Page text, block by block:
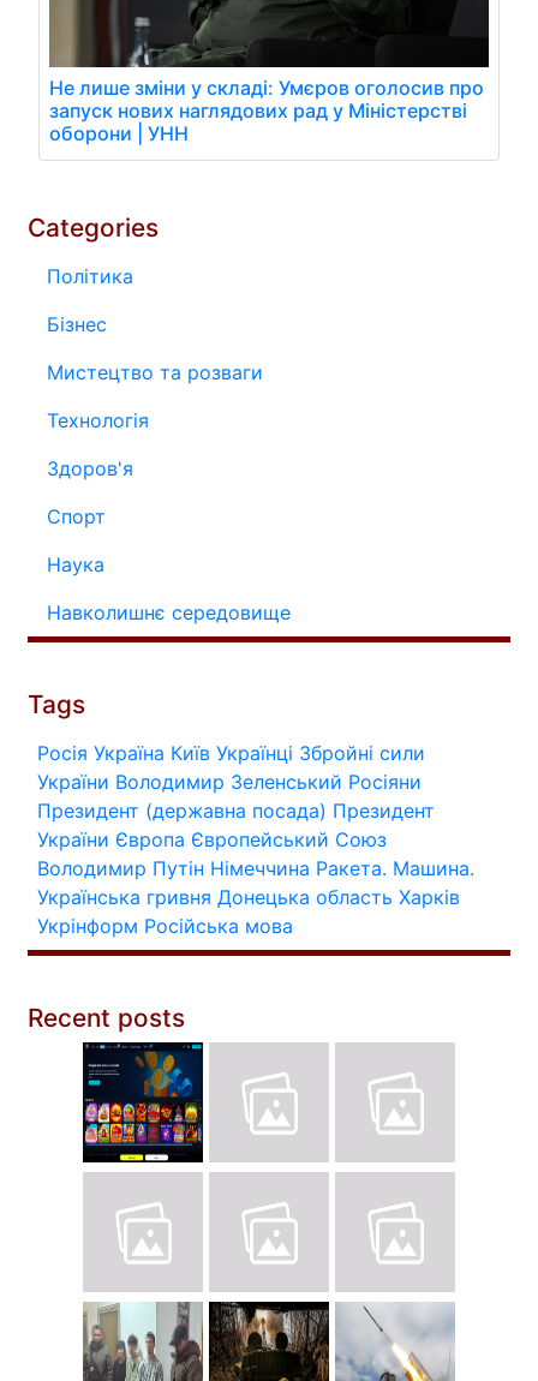
Не лише зміни у складі: Умєров оголосив про
запуск нових наглядових рад у Міністерстві
оборони | УНН
Categories
Політика
Бізнес
Мистецтво та розваги
Технологія
Здоров'я
Спорт
Наука
Навколишнє середовище
Tags
Росія Україна Київ Українці Збройні сили
України Володимир Зеленський Росіяни
Президент (державна посада) Президент
України Європа Європейський Союз
Володимир Путін Німеччина Ракета. Машина.
Українська гривня Донецька область Харків
Укрінформ Російська мова
Recent posts